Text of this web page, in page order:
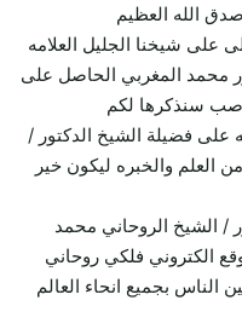
الله العظيم
على شيخنا الجليل العلامه
محمد المغربي الحاصل على
سنذكرها لكم
على فضيلة الشيخ الدكتور /
العلم والخبره ليكون خير
/ الشيخ الروحاني محمد
الكتروني فلكي روحاني
بجميع انحاء العالم